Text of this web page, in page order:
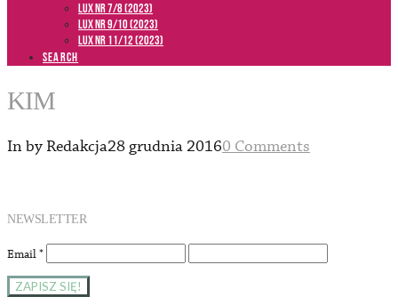
LUX NR 7/8 (2023)
LUX NR 9/10 (2023)
LUX NR 11/12 (2023)
SEARCH
KIM
In by Redakcja28 grudnia 20160 Comments
NEWSLETTER
Email*